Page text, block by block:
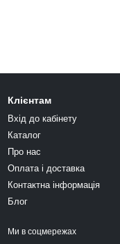
Клієнтам
Вхід до кабінету
Каталог
Про нас
Оплата і доставка
Контактна інформація
Блог
Ми в соцмережах